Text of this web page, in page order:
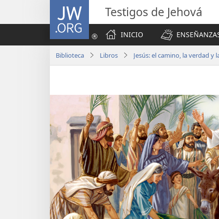
JW.ORG Testigos de Jehová
INICIO
Biblioteca Libros Jesús: el camino, la verdad y